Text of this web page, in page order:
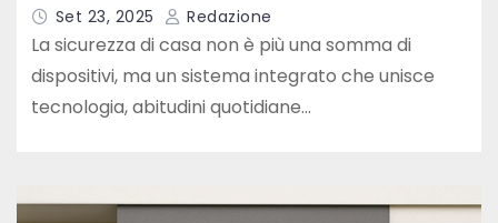
Set 23, 2025 Redazione
La sicurezza di casa non è più una somma di
dispositivi, ma un sistema integrato che unisce
tecnologia, abitudini quotidiane…